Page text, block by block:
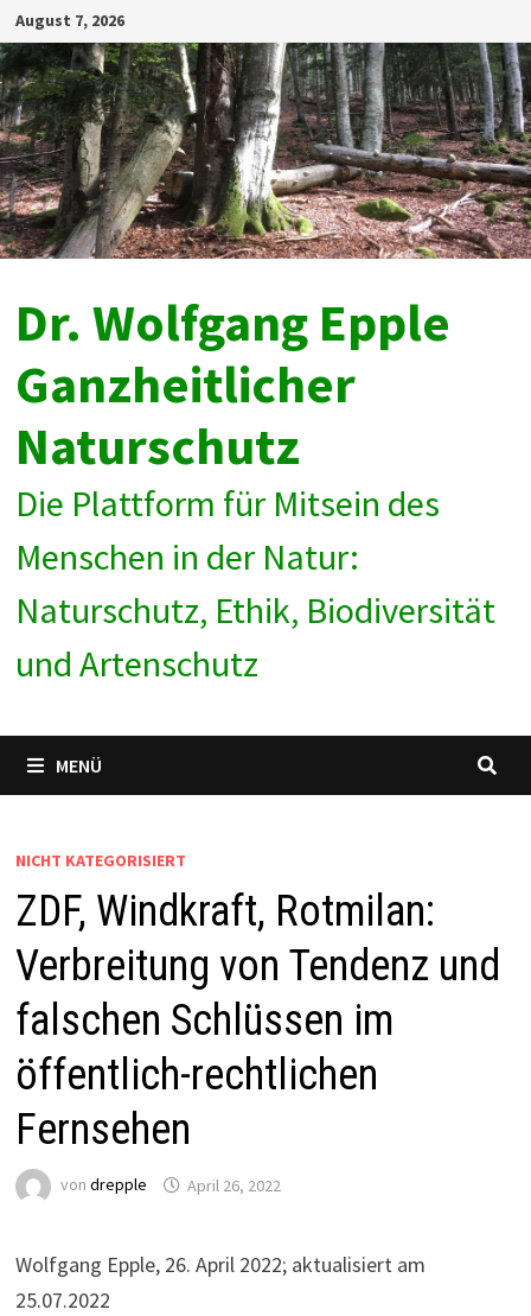
Zum
Inhalt
springen
August 7, 2026
Dr. Wolfgang Epple
Ganzheitlicher
Naturschutz
Die Plattform für Mitsein des
Menschen in der Natur:
Naturschutz, Ethik, Biodiversität
und Artenschutz
MENÜ
NICHT KATEGORISIERT
ZDF, Windkraft, Rotmilan:
Verbreitung von Tendenz und
falschen Schlüssen im
öffentlich-rechtlichen
Fernsehen
von drepple April 26, 2022
Wolfgang Epple, 26. April 2022; aktualisiert am
25.07.2022